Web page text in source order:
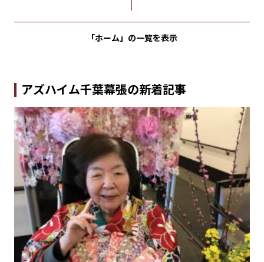
「ホーム」の一覧を表示
アズハイム千葉幕張の新着記事